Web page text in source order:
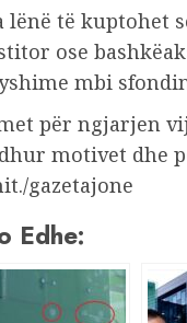
lënë të kuptohet
ose
mbi
për ngjarjen
motivet dhe
gazetajone
Edhe: